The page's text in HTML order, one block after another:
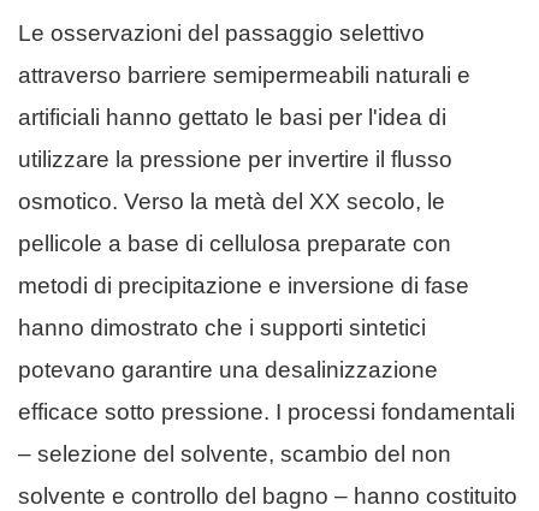
Le osservazioni del passaggio selettivo
attraverso barriere semipermeabili naturali e
artificiali hanno gettato le basi per l'idea di
utilizzare la pressione per invertire il flusso
osmotico. Verso la metà del XX secolo, le
pellicole a base di cellulosa preparate con
metodi di precipitazione e inversione di fase
hanno dimostrato che i supporti sintetici
potevano garantire una desalinizzazione
efficace sotto pressione. I processi fondamentali
– selezione del solvente, scambio del non
solvente e controllo del bagno – hanno costituito